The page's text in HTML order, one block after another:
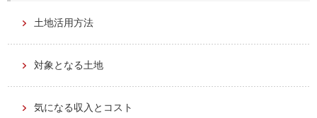
土地活用方法
対象となる土地
気になる収入とコスト